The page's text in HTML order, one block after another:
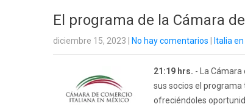
El programa de la Cámara
diciembre 15, 2023 No hay comentarios Italia
21:19 hrs. - La
sus socios el
ofreciéndoles